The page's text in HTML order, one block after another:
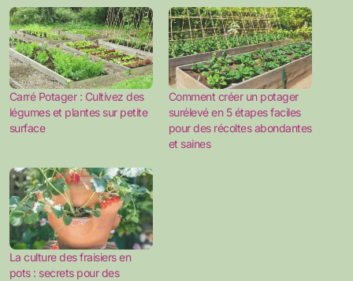
Carré Potager : Cultivez des
légumes et plantes sur petite
surface
Comment créer un potager
surélevé en 5 étapes faciles
pour des récoltes abondantes
et saines
La culture des fraisiers en
pots : secrets pour des